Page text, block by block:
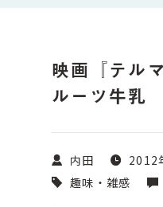
映画『テル
ルーツ牛乳
内田
2012
趣味・雑感